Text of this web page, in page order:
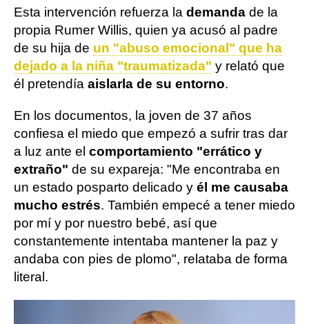
Esta intervención refuerza la demanda de la
propia Rumer Willis, quien ya acusó al padre
de su hija de un "abuso emocional" que ha
dejado a la niña "traumatizada" y relató que
él pretendía aislarla de su entorno.
En los documentos, la joven de 37 años
confiesa el miedo que empezó a sufrir tras dar
a luz ante el comportamiento "errático y
extraño" de su expareja: "Me encontraba en
un estado posparto delicado y él me causaba
mucho estrés. También empecé a tener miedo
por mí y por nuestro bebé, así que
constantemente intentaba mantener la paz y
andaba con pies de plomo", relataba de forma
literal.